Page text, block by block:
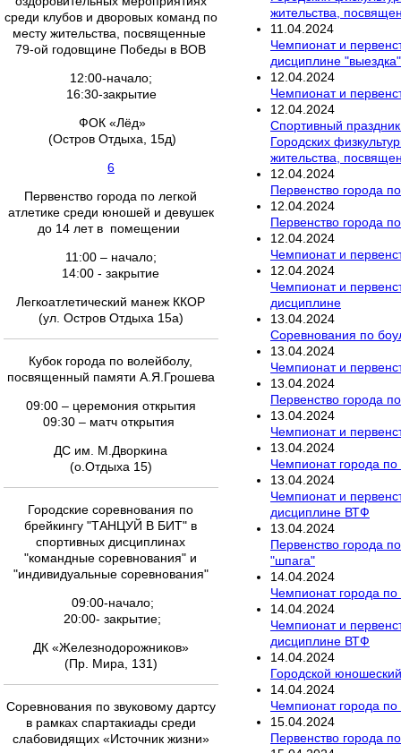
среди клубов и дворовых команд по
месту жительства, посвященные
79-ой годовщине Победы в ВОВ
12:00-начало;
16:30-закрытие
ФОК «Лёд»
(Остров Отдыха, 15д)
6
Первенство города по легкой
атлетике среди юношей и девушек
до 14 лет в помещении
11:00 – начало;
14:00 - закрытие
Легкоатлетический манеж ККОР
(ул. Остров Отдыха 15а)
Кубок города по волейболу,
посвященный памяти А.Я.Грошева
09:00 – церемония открытия
09:30 – матч открытия
ДС им. М.Дворкина
(о.Отдыха 15)
Городские соревнования по
брейкингу "ТАНЦУЙ В БИТ" в
спортивных дисциплинах
"командные соревнования" и
"индивидуальные соревнования"
09:00-начало;
20:00- закрытие;
ДК «Железнодорожников»
(Пр. Мира, 131)
Соревнования по звуковому дартсу
в рамках спартакиады среди
слабовидящих «Источник жизни»
жительства,
11 04 2024
Чемпионат и
дисциплине "выездка"
12 04 2024
Чемпионат и
12 04 2024
Спортивный
Городских
жительства,
12 04 2024
Первенство города
12 04 2024
Первенство города
12 04 2024
Чемпионат и
12 04 2024
Чемпионат и
дисциплине
13 04 2024
Соревнования по
13 04 2024
Чемпионат и
13 04 2024
Первенство города
13 04 2024
Чемпионат и
13 04 2024
Чемпионат города по
13 04 2024
Чемпионат и
дисциплине ВТФ
13 04 2024
Первенство города
"шпага"
14 04 2024
Чемпионат города по
14 04 2024
Чемпионат и
дисциплине ВТФ
14 04 2024
Городской
14 04 2024
Чемпионат города
15 04 2024
Первенство города